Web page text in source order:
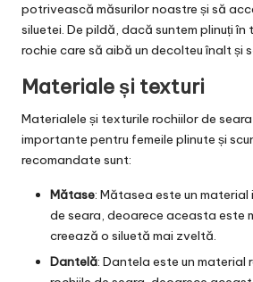
potrivească măsurilor noastre și să
siluetei. De pildă, dacă suntem plinuți în
rochie care să aibă un decolteu înalt și
Materiale și texturi
Materialele și texturile rochiilor de
importante pentru femeile plinute și
recomandate sunt:
Mătase: Mătasea este un material
de seara, deoarece aceasta este
creează o siluetă mai zveltă.
Dantelă: Dantela este un material